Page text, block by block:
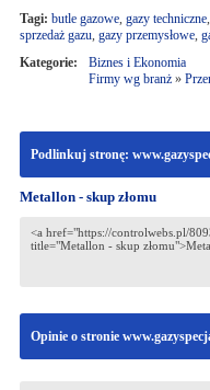
Tagi: butle gazowe, gazy techniczne,
sprzedaż gazu, gazy przemysłowe,
Kategorie:
Biznes i Ekonomia
Firmy wg branż»
Podlinkuj stronę:
Metallon - skup złomu
Opinie o stronie